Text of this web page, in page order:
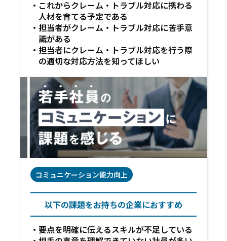
これからクレーム・トラブル対応に携わる
人材を育てる予定である
担当者がクレーム・トラブル対応に苦手意
識がある
担当者にクレーム・トラブル対応を行う際
の適切な対応方法を知ってほしい
コミュニケーション能力向上
以下の課題をお持ちの企業におすすめ
要点を明確に伝えるスキルが不足している